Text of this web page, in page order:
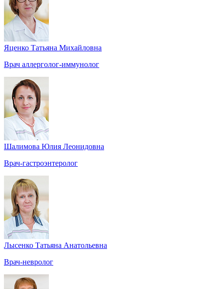
Яценко Татьяна Михайловна
Врач аллерголог-иммунолог
Шалимова Юлия Леонидовна
Врач-гастроэнтеролог
Лысенко Татьяна Анатольевна
Врач-невролог